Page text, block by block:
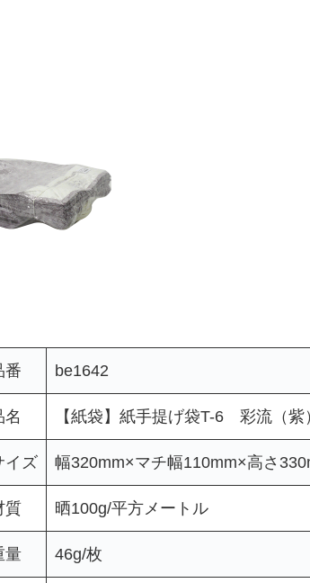
番 be1642
名 【紙袋】紙手提げ袋T-6 彩流（紫
イズ 幅320mm×マチ幅110mm×高さ
質 晒100g/平方メートル
量 46g/枚